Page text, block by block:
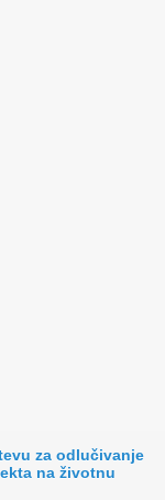
za odlučivanje
na životnu